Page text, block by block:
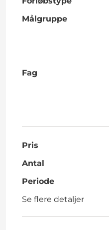
Målgruppe
Fag
Pris
Antal
Periode
Se flere detaljer